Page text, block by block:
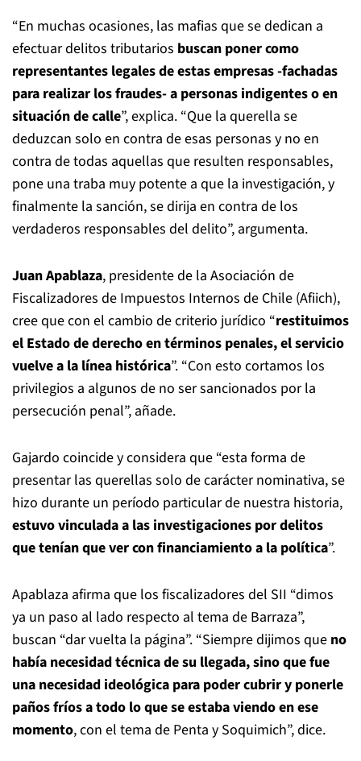
“En muchas ocasiones, las mafias que se dedican a
efectuar delitos tributarios buscan poner como
representantes legales de estas empresas -fachadas
para realizar los fraudes- a personas indigentes o en
situación de calle”, explica. “Que la querella se
deduzcan solo en contra de esas personas y no en
contra de todas aquellas que resulten responsables,
pone una traba muy potente a que la investigación, y
finalmente la sanción, se dirija en contra de los
verdaderos responsables del delito”, argumenta.
Juan Apablaza, presidente de la Asociación de
Fiscalizadores de Impuestos Internos de Chile (Afiich),
cree que con el cambio de criterio jurídico “restituimos
el Estado de derecho en términos penales, el servicio
vuelve a la línea histórica”. “Con esto cortamos los
privilegios a algunos de no ser sancionados por la
persecución penal”, añade.
Gajardo coincide y considera que “esta forma de
presentar las querellas solo de carácter nominativa, se
hizo durante un período particular de nuestra historia,
estuvo vinculada a las investigaciones por delitos
que tenían que ver con financiamiento a la política”.
Apablaza afirma que los fiscalizadores del SII “dimos
ya un paso al lado respecto al tema de Barraza”,
buscan “dar vuelta la página”. “Siempre dijimos que no
había necesidad técnica de su llegada, sino que fue
una necesidad ideológica para poder cubrir y ponerle
paños fríos a todo lo que se estaba viendo en ese
momento, con el tema de Penta y Soquimich”, dice.